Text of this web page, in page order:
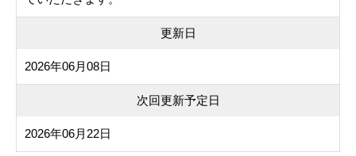
更新日
2026年06月08日
次回更新予定日
2026年06月22日